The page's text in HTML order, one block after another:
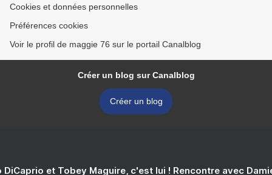
Cookies et données personnelles
Préférences cookies
Voir le profil de maggie 76 sur le portail Canalblog
Créer un blog sur Canalblog
Créer un blog
DiCaprio et Tobey Maguire, c'est lui ! Rencontre avec